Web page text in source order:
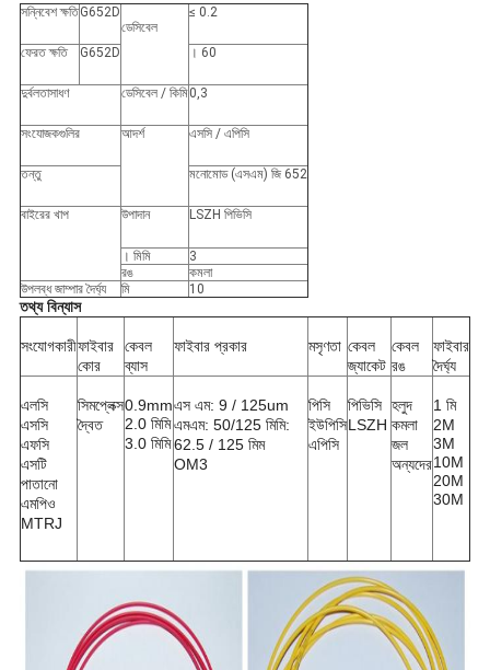
সন্নিবেশ ক্ষতিG652D
ডেসিবেল
≤ 0.2
ফেরত ক্ষতি G652D । 60
দুর্বলতাসাধণ ডেসিবেল / কিমি0,3
সংযোজকগুলির আদর্শ এসসি / এপিসি
তন্তু মনোমোড (এসএম) জি 652
বাইরের খাপ উপাদান LSZH পিভিসি
। মিমি
3
রঙ
কমলা
উপলব্ধ জাম্পার দৈর্ঘ্য
মি 10
তথ্য বিন্যাস
সংযোগকারীফাইবার
কোর
কেবল
ব্যাস
ফাইবার প্রকার মসৃণতা কেবল
জ্যাকেট
কেবল
রঙ
ফাইবার
দৈর্ঘ্য
এলসি
এসসি
এফসি
এসটি
পাতানো
এমপিও
MTRJ
সিমপ্লেক্স
দ্বৈত
0.9mm
2.0 মিমি
3.0 মিমি
এস এম: 9 / 125um
এমএম: 50/125 মিমি:
62.5 / 125 মিম
OM3
পিসি
ইউপিসি
এপিসি
পিভিসি
LSZH
হলুদ
কমলা
জল
অন্যদের
1 মি
2M
3M
10M
20M
30M